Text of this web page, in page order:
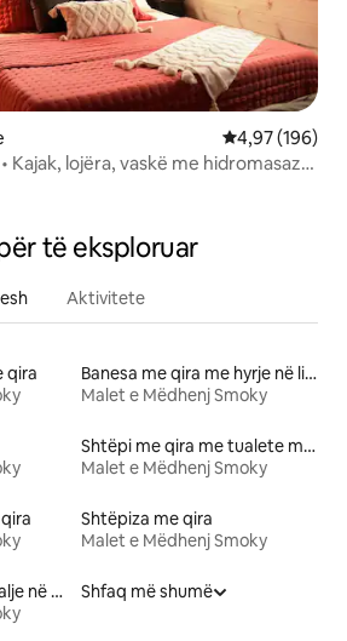
Vlerësimi
4,97 (196)
Kajak, lojëra, vaskë me hidromasazh,
të eksploruar
Aktivitete
qira
Banesa me qira me hyrje në liqen
Malet e Mëdhenj Smoky
Shtëpi me qira me tualete me lartësi të përshtatshme
Malet e Mëdhenj Smoky
Shtëpiza me qira
Malet e Mëdhenj Smoky
Banesë me qira me dalje në plazh
Shfaq më shumë